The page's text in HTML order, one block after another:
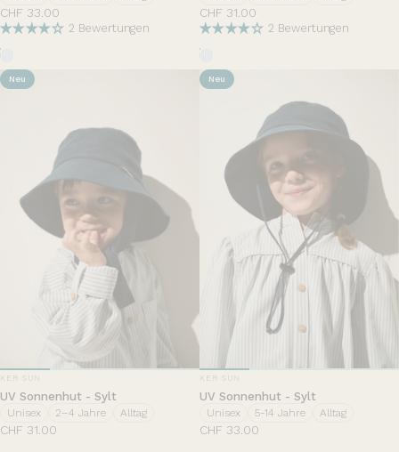
CHF 33.00
2 Bewertungen
Rayures Nuage d'été
CHF 31.00
2 Bewertungen
Rayures Nuage d'été
Neu
ANBIETER:
KER SUN
UV Sonnenhut - Sylt
Unisex 2–4 Jahre Alltag
CHF 31.00
Neu
ANBIETER:
KER SUN
UV Sonnenhut - Sylt
Unisex 5-14 Jahre Alltag
CHF 33.00